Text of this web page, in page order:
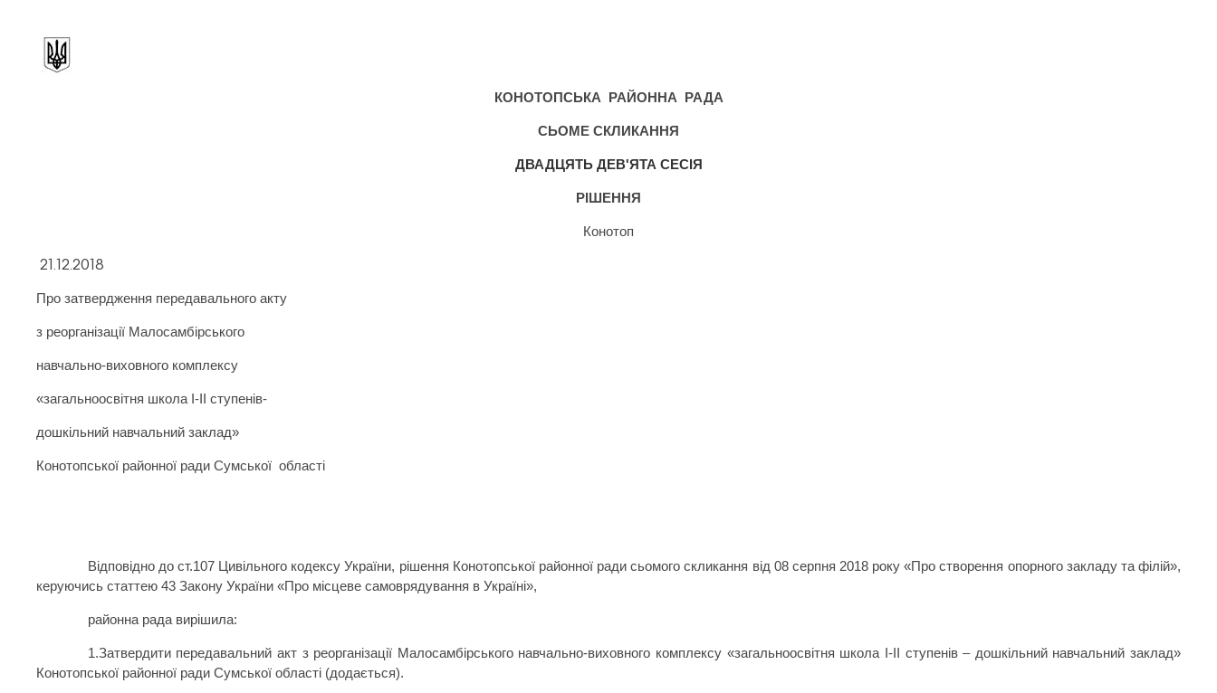
КОНОТОПСЬКА РАЙОННА РАДА
СЬОМЕ СКЛИКАННЯ
ДВАДЦЯТЬ ДЕВ'ЯТА СЕСІЯ
РІШЕННЯ
Конотоп
21.12.2018
Про затвердження передавального акту
з реорганізації Малосамбірського
навчально-виховного комплексу
«загальноосвітня школа I-II ступенів-
дошкільний навчальний заклад»
Конотопської районної ради Сумської області
Відповідно до ст.107 Цивільного кодексу України, рішення Конотопської районної ради сьомого скликання від 08 серпня 2018 року «Про створення опорного закладу та філій»,
керуючись статтею 43 Закону України «Про місцеве самоврядування в Україні»,
районна рада вирішила:
1.Затвердити передавальний акт з реорганізації Малосамбірського навчально-виховного комплексу «загальноосвітня школа І-ІІ ступенів – дошкільний навчальний заклад»
Конотопської районної ради Сумської області (додається).